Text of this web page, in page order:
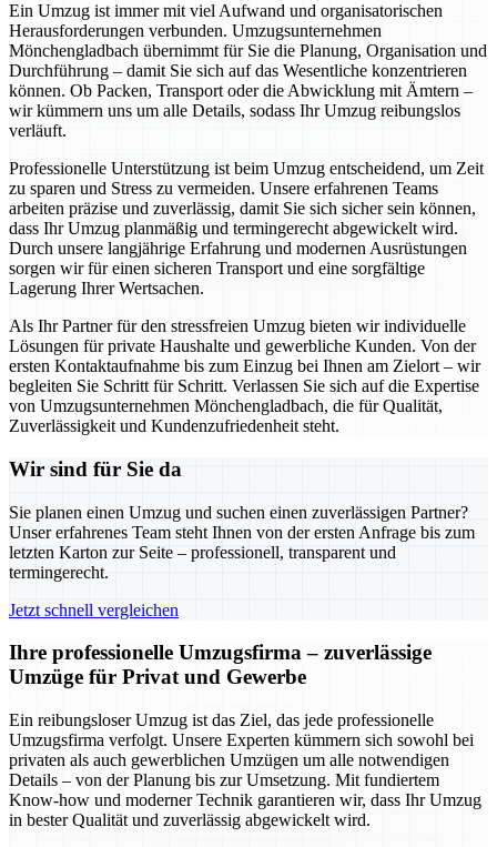
Ein Umzug ist immer mit viel Aufwand und organisatorischen
Herausforderungen verbunden. Umzugsunternehmen
Mönchengladbach übernimmt für Sie die Planung, Organisation und
Durchführung – damit Sie sich auf das Wesentliche konzentrieren
können. Ob Packen, Transport oder die Abwicklung mit Ämtern –
wir kümmern uns um alle Details, sodass Ihr Umzug reibungslos
verläuft.
Professionelle Unterstützung ist beim Umzug entscheidend, um Zeit
zu sparen und Stress zu vermeiden. Unsere erfahrenen Teams
arbeiten präzise und zuverlässig, damit Sie sich sicher sein können,
dass Ihr Umzug planmäßig und termingerecht abgewickelt wird.
Durch unsere langjährige Erfahrung und modernen Ausrüstungen
sorgen wir für einen sicheren Transport und eine sorgfältige
Lagerung Ihrer Wertsachen.
Als Ihr Partner für den stressfreien Umzug bieten wir individuelle
Lösungen für private Haushalte und gewerbliche Kunden. Von der
ersten Kontaktaufnahme bis zum Einzug bei Ihnen am Zielort – wir
begleiten Sie Schritt für Schritt. Verlassen Sie sich auf die Expertise
von Umzugsunternehmen Mönchengladbach, die für Qualität,
Zuverlässigkeit und Kundenzufriedenheit steht.
Wir sind für Sie da
Sie planen einen Umzug und suchen einen zuverlässigen Partner?
Unser erfahrenes Team steht Ihnen von der ersten Anfrage bis zum
letzten Karton zur Seite – professionell, transparent und
termingerecht.
Jetzt schnell vergleichen
Ihre professionelle Umzugsfirma – zuverlässige
Umzüge für Privat und Gewerbe
Ein reibungsloser Umzug ist das Ziel, das jede professionelle
Umzugsfirma verfolgt. Unsere Experten kümmern sich sowohl bei
privaten als auch gewerblichen Umzügen um alle notwendigen
Details – von der Planung bis zur Umsetzung. Mit fundiertem
Know-how und moderner Technik garantieren wir, dass Ihr Umzug
in bester Qualität und zuverlässig abgewickelt wird.